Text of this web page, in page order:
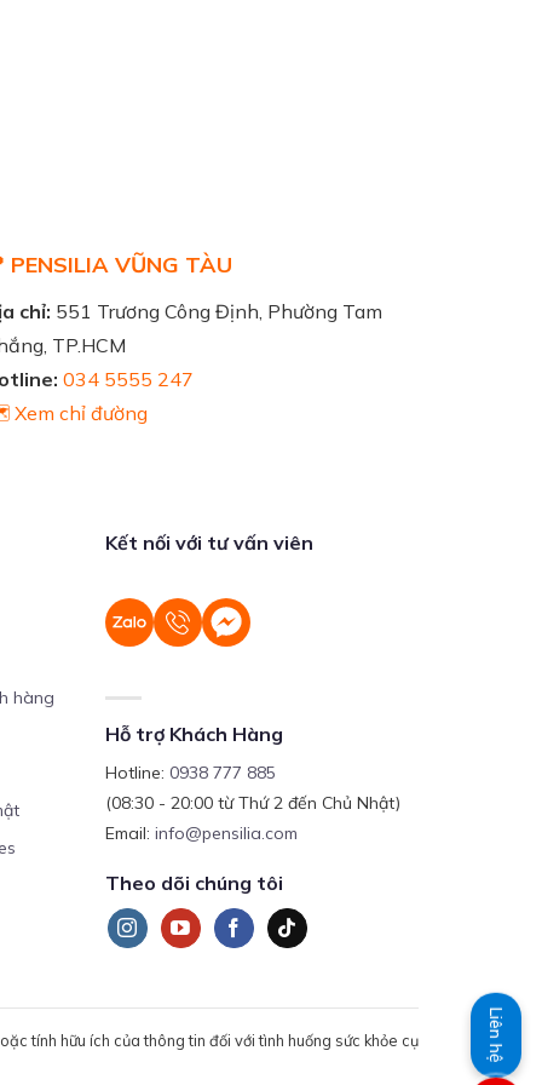
PENSILIA VŨNG TÀU
chỉ: 551 Trương Công Định, Phường Tam
TP.HCM
034 5555 247
chỉ đường
hàng
Kết nối với tư vấn viên
Hỗ trợ Khách Hàng
Hotline:0938 777 885
(08:30 - 20:00 từ Thứ 2 đến Chủ Nhật)
Email:info@pensilia.com
Theo dõi chúng tôi
tính hữu ích của thông tin đối với tình huống sức khỏe cụ Liên hệ